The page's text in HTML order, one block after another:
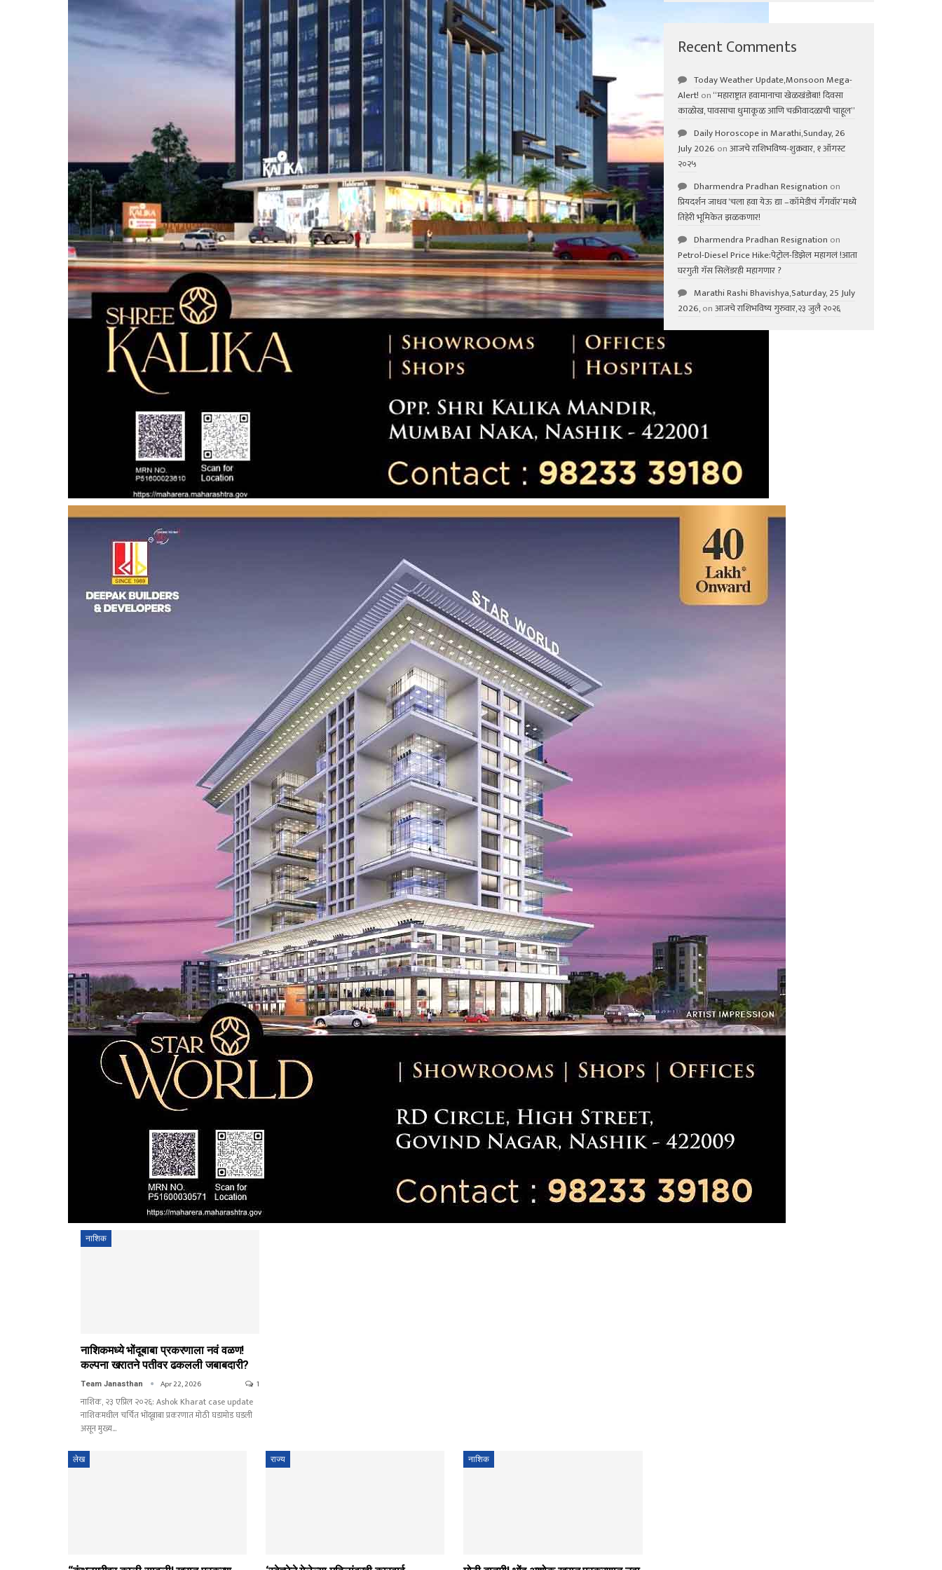
नाशिक
नाशिकमध्ये भोंदूबाबा प्रकरणाला नवं वळण!
कल्पना खरातने पतीवर ढकलली जबाबदारी?
Team Janasthan Apr 22, 2026 1
नाशिक, २३ एप्रिल २०२६: Ashok Kharat case update
नाशिकमधील चर्चित भोंदूबाबा प्रकरणात मोठी घडामोड घडली
असून मुख्य…
लेख राज्य नाशिक
Recent Comments
Today Weather Update,Monsoon Mega-
Alert! on“महाराष्ट्रात हवामानाचा खेळखंडोबा! दिवसा
काळोख, पावसाचा धुमाकूळ आणि चक्रीवादळाची चाहूल”
Daily Horoscope in Marathi,Sunday, 26
July 2026 onआजचे राशिभविष्य-शुक्रवार, १ ऑगस्ट
२०२५
Dharmendra Pradhan Resignation on
प्रियदर्शन जाधव ‘चला हवा येऊ द्या –कॉमेडीचं गॅंगवॉर’मध्ये
तिहेरी भूमिकेत झळकणार!
Dharmendra Pradhan Resignation on
Petrol-Diesel Price Hike:पेट्रोल-डिझेल महागलं !आता
घरगुती गॅस सिलेंडरही महागणार ?
Marathi Rashi Bhavishya,Saturday, 25 July
2026,onआजचे राशिभविष्य गुरुवार,२३ जुलै २०२६